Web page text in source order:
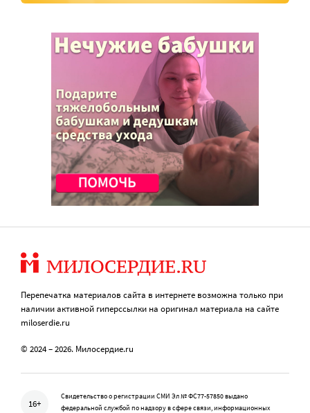
Перепечатка материалов сайта в интернете возможна только при
наличии активной гиперссылки на оригинал материала на сайте
miloserdie.ru
© 2024 – 2026. Милосердие.ru
16+
Свидетельство о регистрации СМИ Эл № ФС77-57850 выдано
федеральной службой по надзору в сфере связи, информационных